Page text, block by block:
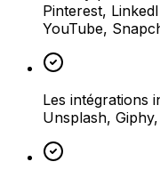
Pinterest,
YouTube,
Les intégrations
Unsplash,